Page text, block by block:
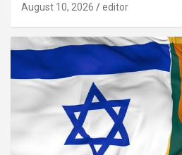
August 10, 2026 editor